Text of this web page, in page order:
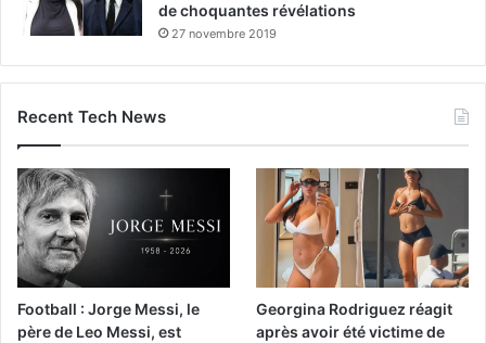
de choquantes révélations
27 novembre 2019
Recent Tech News
Football : Jorge Messi, le
père de Leo Messi, est
Georgina Rodriguez réagit
après avoir été victime de